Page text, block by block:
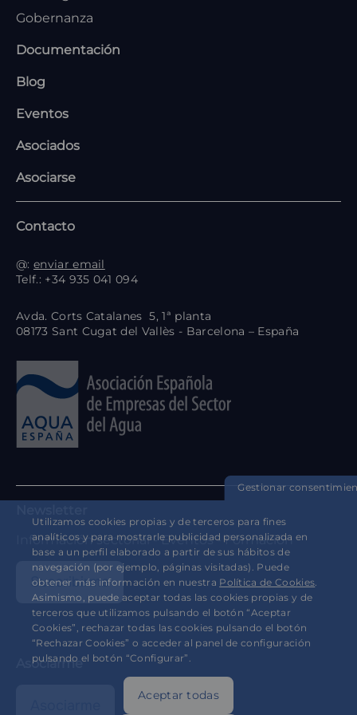
Gobernanza
Documentación
Blog
Eventos
Asociados
Asociarse
Contacto
@: enviar email
Telf.: +34 935 041 094
Avda. Corts Catalanes 5, 1ª planta
08173 Sant Cugat del Vallès - Barcelona – España
Información sectorial - Eventos - Formación
Suscribirme
Asociarme
Gestionar
Utilizamos cookies propias y de terceros para fines
analíticos y para mostrarle publicidad personalizada en
base a un perfil elaborado a partir de sus hábitos de
navegación (por ejemplo, páginas visitadas). Puede
obtener más información en nuestra Política de Cookies.
Asimismo, puede aceptar todas las cookies propias y de
terceros que utilizamos pulsando el botón “Aceptar
Cookies”, rechazar todas las cookies pulsando el botón
“Rechazar Cookies” o acceder al panel de configuración
pulsando el botón “Configurar”.
Aceptar todas